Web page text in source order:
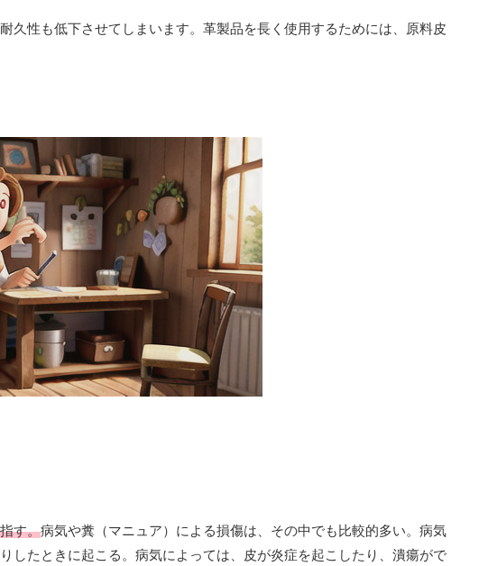
久性も低下させてしまいます。革製品を長く使用するためには、原料皮
す。病気や糞（マニュア）による損傷は、その中でも比較的多い。病気
したときに起こる。病気によっては、皮が炎症を起こしたり、潰瘍がで